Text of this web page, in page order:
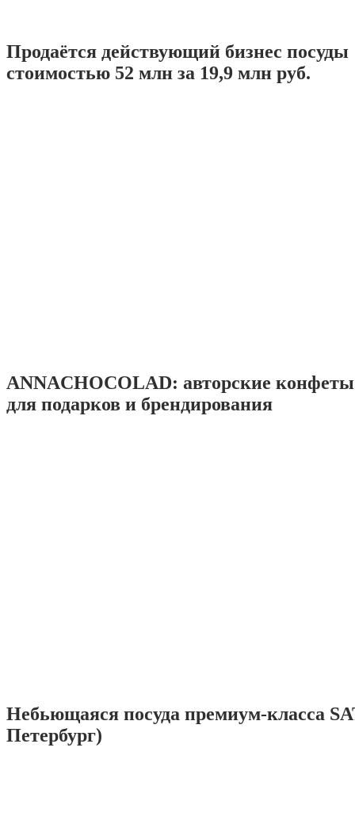
Продаётся действующий бизнес посуды
стоимостью 52 млн за 19,9 млн руб.
ANNACHOCOLAD: авторские
для подарков и брендирования
Небьющаяся посуда премиум-класса
Петербург)